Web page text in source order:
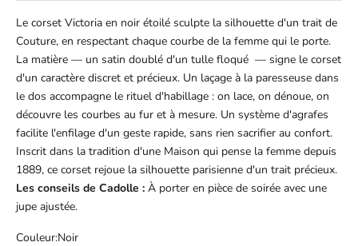
Le corset Victoria en noir étoilé sculpte la silhouette d'un trait de
Couture, en respectant chaque courbe de la femme qui le porte.
La matière — un satin doublé d'un tulle floqué — signe le corset
d'un caractère discret et précieux. Un laçage à la paresseuse dans
le dos accompagne le rituel d'habillage : on lace, on dénoue, on
découvre les courbes au fur et à mesure. Un système d'agrafes
facilite l'enfilage d'un geste rapide, sans rien sacrifier au confort.
Inscrit dans la tradition d'une Maison qui pense la femme depuis
1889, ce corset rejoue la silhouette parisienne d'un trait précieux.
Les conseils de Cadolle : À porter en pièce de soirée avec une
jupe ajustée.
Couleur:Noir